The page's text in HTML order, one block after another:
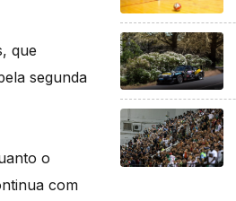
que
segunda
o
com